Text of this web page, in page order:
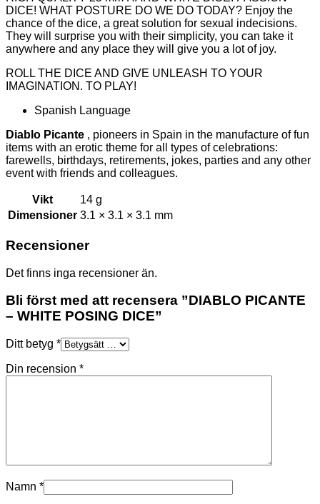
DICE! WHAT POSTURE DO WE DO TODAY? Enjoy the
chance of the dice, a great solution for sexual indecisions.
They will surprise you with their simplicity, you can take it
anywhere and any place they will give you a lot of joy.
ROLL THE DICE AND GIVE UNLEASH TO YOUR
IMAGINATION. TO PLAY!
Spanish Language
Diablo Picante , pioneers in Spain in the manufacture of fun
items with an erotic theme for all types of celebrations:
farewells, birthdays, retirements, jokes, parties and any other
event with friends and colleagues.
Vikt
14 g
Dimensioner 3.1 × 3.1 × 3.1 mm
Recensioner
Det finns inga recensioner än.
Bli först med att recensera ”DIABLO PICANTE
– WHITE POSING DICE”
Ditt betyg *
Din recension *
Namn *